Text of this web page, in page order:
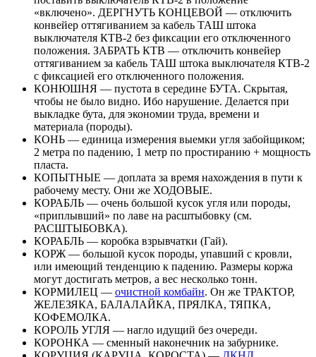
«включено». ДЕРГНУТЬ КОНЦЕВОЙ — отключить
конвейер оттягиванием за кабель ТАШ штока
выключателя КТВ-2 без фиксации его отключенного
положения. ЗАБРАТЬ КТВ — отключить конвейер
оттягиванием за кабель ТАШ штока выключателя КТВ-2
с фиксацией его отключенного положения.
КОНЮШНЯ — пустота в середине БУТА. Скрытая,
чтобы не было видно. Ибо нарушение. Делается при
выкладке бута, для экономии труда, времени и
материала (породы).
КОНЬ — единица измерения выемки угля забойщиком;
2 метра по падению, 1 метр по простиранию + мощность
пласта.
КОПЫТНЫЕ — доплата за время нахождения в пути к
рабочему месту. Они же ХОДОВЫЕ.
КОРАБЛЬ — очень большой кусок угля или породы,
«приплывший» по лаве на расштыбовку (см.
РАСШТЫБОВКА).
КОРАБЛЬ — коробка взрывчатки (Гай).
КОРЖ — большой кусок породы, упавший с кровли,
или имеющий тенденцию к падению. Размеры коржа
могут достигать метров, а вес несколько тонн.
КОРМИЛЕЦ — очистной комбайн. Он же ТРАКТОР,
ЖЕЛЕЗЯКА, БАЛАЛАЙКА, ПРЯЛКА, ТЯПКА,
КОФЕМОЛКА.
КОРОЛЬ УГЛЯ — нагло идущий без очереди.
КОРОНКА — сменный наконечник на забурнике.